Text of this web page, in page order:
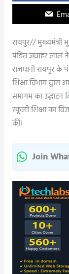
रायपुर// मुख्यमंत्री
पंडित जवाहर
राजधानी रायपुर के
शिक्षा विभाग
समागम का उद्घाटन
स्कूली शिक्षा का
की।
Join